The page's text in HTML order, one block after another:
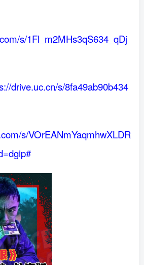
s/1Fl_m2MHs3qS634_qDj
drive.uc.cn/s/8fa49ab90b434
s/VOrEANmYaqmhwXLDR